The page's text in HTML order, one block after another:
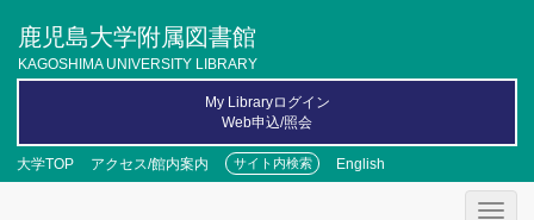
ツ
鹿児島大学附属図書館
KAGOSHIMA UNIVERSITY LIBRARY
大学TOP アクセス/館内案内 サイト内検索 English
My Libraryログイン
Web申込/照会